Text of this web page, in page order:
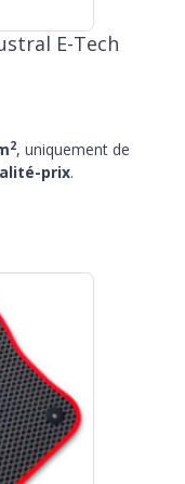
E-Tech
2, uniquement de
prix.